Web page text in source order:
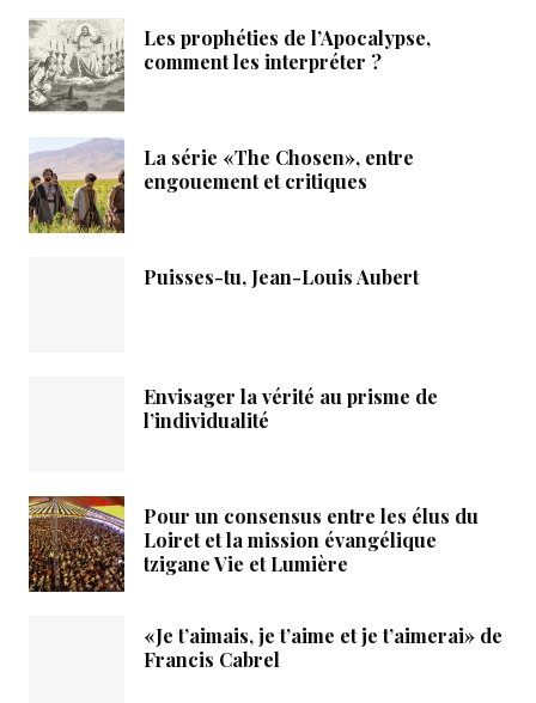
Les prophéties de l’Apocalypse,
comment les interpréter ?
La série «The Chosen», entre
engouement et critiques
Puisses-tu, Jean-Louis Aubert
Envisager la vérité au prisme de
l’individualité
Pour un consensus entre les élus du
Loiret et la mission évangélique
tzigane Vie et Lumière
«Je t’aimais, je t’aime et je t’aimerai» de
Francis Cabrel